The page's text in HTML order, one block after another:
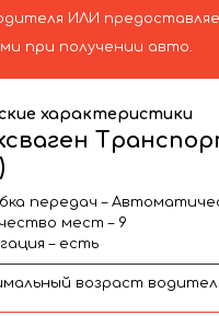
ИЛИ
при получении авто.
характеристики
передач –
мест – 9
– есть
возраст